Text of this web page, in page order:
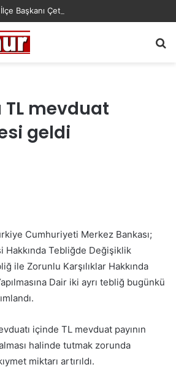
mevduat
geldi
Cumhuriyeti Merkez Bankası;
Hakkında Tebliğde Değişiklik
ile Zorunlu Karşılıklar Hakkında
Dair iki ayrı tebliğ bugünkü
içinde TL mevduat payının
halinde tutmak zorunda
miktarı artırıldı.